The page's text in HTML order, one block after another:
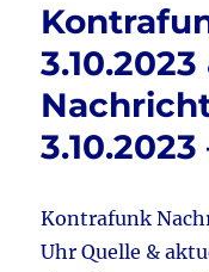
Kontrafunk
Uhr Quelle &